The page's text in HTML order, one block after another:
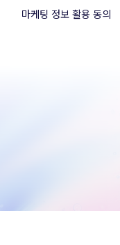
마케팅 정보 활용 동의